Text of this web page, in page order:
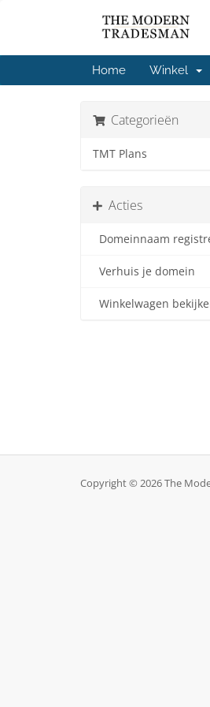
Home Winkel
Categorieën
TMT Plans
Acties
Domeinnaam
Verhuis je domein
Winkelwagen
Copyright © 2026 The